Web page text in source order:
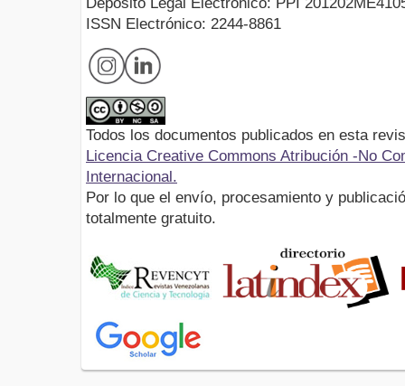
Depósito Legal Electrónico: PPI
ISSN Electrónico: 2244-8861
Todos los documentos publicados en esta
Licencia Creative Commons Atribución -No
Internacional.
Por lo que el envío, procesamiento y
totalmente gratuito.